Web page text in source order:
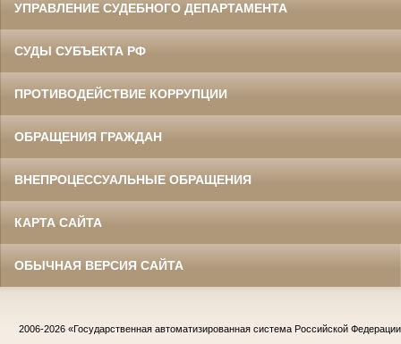
УПРАВЛЕНИЕ СУДЕБНОГО ДЕПАРТАМЕНТА
СУДЫ СУБЪЕКТА РФ
ПРОТИВОДЕЙСТВИЕ КОРРУПЦИИ
ОБРАЩЕНИЯ ГРАЖДАН
ВНЕПРОЦЕССУАЛЬНЫЕ ОБРАЩЕНИЯ
КАРТА САЙТА
ОБЫЧНАЯ ВЕРСИЯ САЙТА
2006-2026 «Государственная автоматизированная система Российской